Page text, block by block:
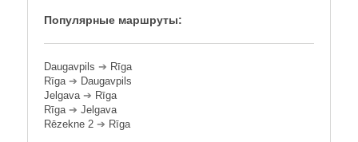
Популярные маршруты:
Daugavpils ➔ Rīga
Rīga➔ Daugavpils
Jelgava➔ Rīga
Rīga➔ Jelgava
Rēzekne 2 ➔ Rīga